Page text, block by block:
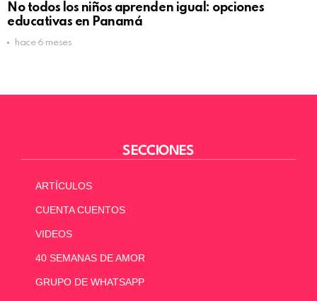
No todos los niños aprenden igual: opciones
educativas en Panamá
hace 6 meses
SECCIONES
ARTÍCULOS
CUENTA CUENTOS
VIDEOS
40 SEMANAS DE AMOR
GRUPO DE WHATSAPP